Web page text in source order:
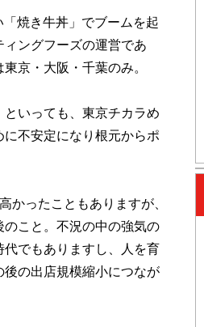
焼き牛丼」でブームを起
ングフーズの運営であ
京・大阪・千葉のみ。
いっても、東京チカラめ
不安定になり根元からポ
かったこともありますが、
こと。不況の中の強気の
でもありますし、人を育
の出店規模縮小につなが